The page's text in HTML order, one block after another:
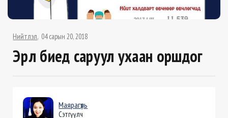
Нийтлэл 04 сарын 20, 2018
Эрүүл биед саруул ухаан оршдог
Маярагүль
Сэтгүүлч